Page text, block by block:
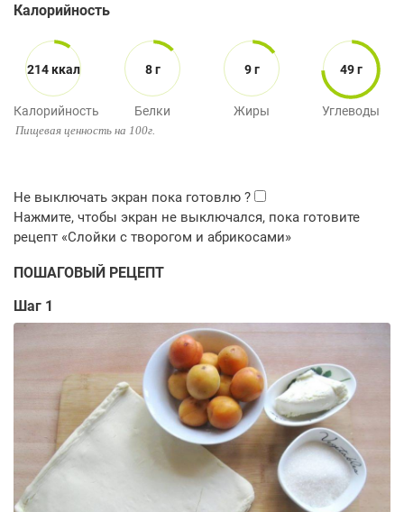
Калорийность
214 ккал
Калорийность
8 г
Белки
9 г
Жиры
49 г
Углеводы
Пищевая ценность на 100г.
ПОШАГОВЫЙ РЕЦЕПТ
Шаг 1